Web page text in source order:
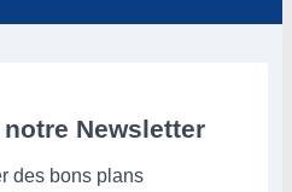
Newsletter
des bons plans